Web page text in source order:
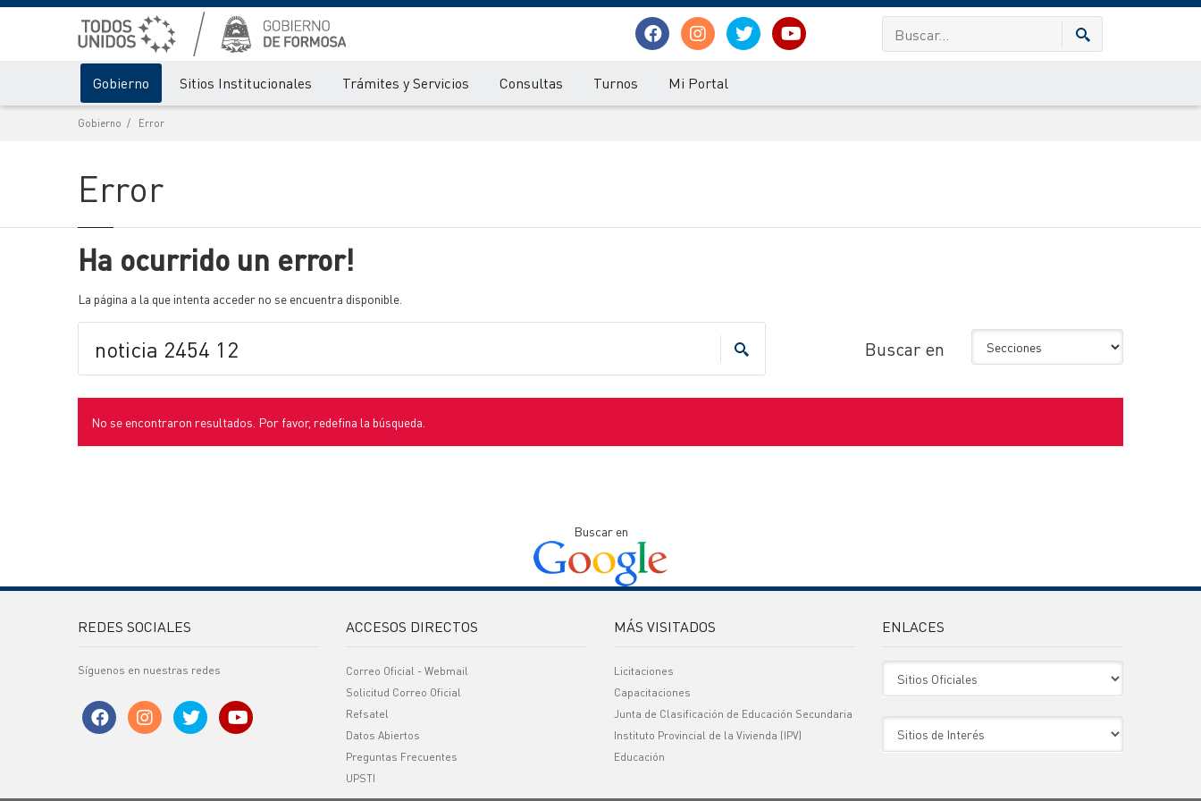
Gobierno Sitios Institucionales Trámites y Servicios Consultas Turnos Mi Portal
Gobierno Error
Error
Ha ocurrido un error!
La página a la que intenta acceder no se encuentra disponible.
Buscar en
No se encontraron resultados. Por favor, redefina la búsqueda.
Buscar en
REDES SOCIALES
Síguenos en nuestras redes
ACCESOS DIRECTOS
Correo Oficial - Webmail
Solicitud Correo Oficial
Refsatel
Datos Abiertos
Preguntas Frecuentes
UPSTI
MÁS VISITADOS
Licitaciones
Capacitaciones
Junta de Clasificación de Educación Secundaria
Instituto Provincial de la Vivienda (IPV)
Educación
ENLACES